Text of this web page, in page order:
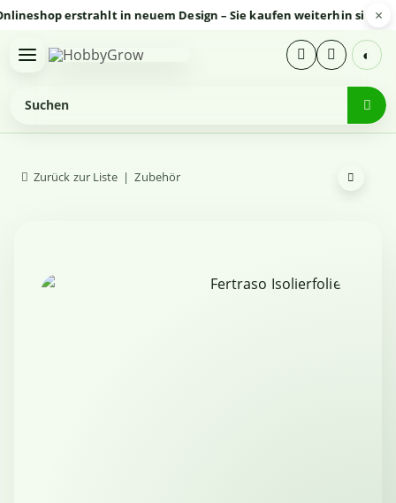
erstrahlt in neuem Design – Sie kaufen weiterhin sicher und
×
◐
Zurück zur Liste Zubehör